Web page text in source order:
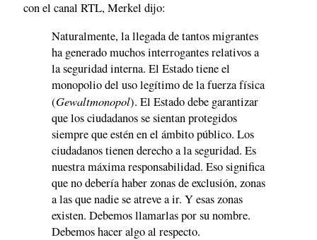
con el canal RTL, Merkel dijo:
Naturalmente, la llegada de tantos migrantes
ha generado muchos interrogantes relativos a
la seguridad interna. El Estado tiene el
monopolio del uso legítimo de la fuerza física
(Gewaltmonopol). El Estado debe garantizar
que los ciudadanos se sientan protegidos
siempre que estén en el ámbito público. Los
ciudadanos tienen derecho a la seguridad. Es
nuestra máxima responsabilidad. Eso significa
que no debería haber zonas de exclusión, zonas
a las que nadie se atreve a ir. Y esas zonas
existen. Debemos llamarlas por su nombre.
Debemos hacer algo al respecto.